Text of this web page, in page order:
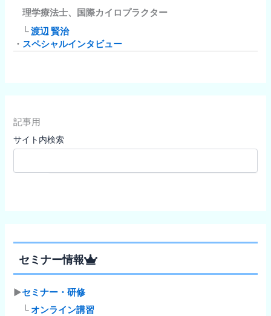
理学療法士、国際カイロプラクター
└渡辺 賢治
・ スペシャルインタビュー
記事用
サイト内検索
セミナー情報
▶セミナー・研修
└オンライン講習